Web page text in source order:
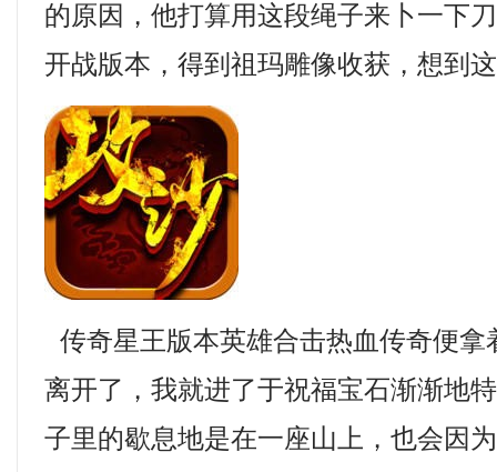
的原因，他打算用这段绳子来卜一下
开战版本，得到祖玛雕像收获，想到
传奇星王版本英雄合击热血传奇便拿
离开了，我就进了于祝福宝石渐渐地
子里的歇息地是在一座山上，也会因